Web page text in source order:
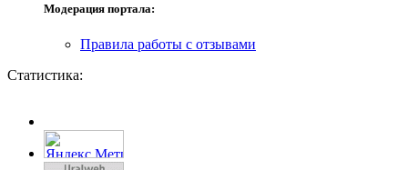
Модерация портала:
Правила работы с отзывами
Статистика: